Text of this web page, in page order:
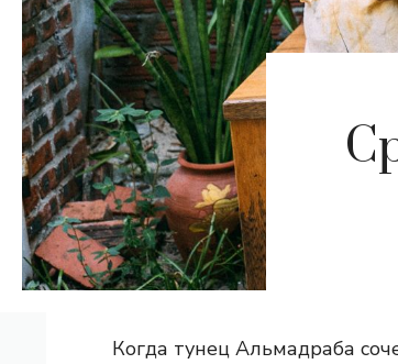
Когда тунец Альмадраба